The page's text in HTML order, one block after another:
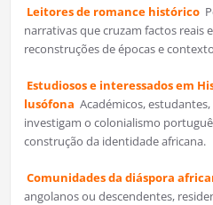
Leitores de romance histórico
narrativas que cruzam factos reais
reconstruções de épocas e
Estudiosos e interessados em
lusófona Académicos,
investigam o colonialismo
construção da identidade africana.
Comunidades da diáspora
angolanos ou descendentes,